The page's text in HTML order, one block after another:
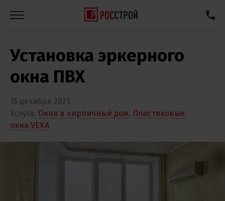
Установка эркерного
окна ПВХ
15 декабря 2021
Услуга: Окна в кирпичный дом, Пластиковые
окна VEKA